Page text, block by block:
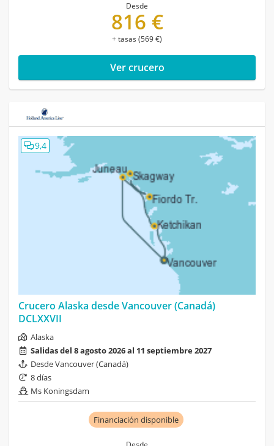
Desde
816 €
+ tasas (569 €)
Ver crucero
9,4
Crucero Alaska desde Vancouver (Canadá)
DCLXXVII
Alaska
Salidas del 8 agosto 2026 al 11 septiembre 2027
Desde Vancouver (Canadá)
8 días
Ms Koningsdam
Financiación disponible